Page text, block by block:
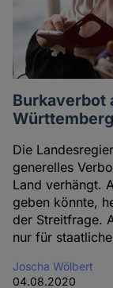
Burkaverbot
Die
generelles
Land verhängt.
geben könnte,
der Streitfrage.
nur für
Joscha Wölbert
04.08.2020